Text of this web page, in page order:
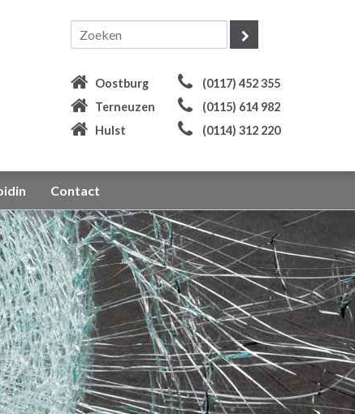
Oostburg
Terneuzen
Hulst
(0117) 452 355
(0115) 614 982
(0114) 312 220
Contact